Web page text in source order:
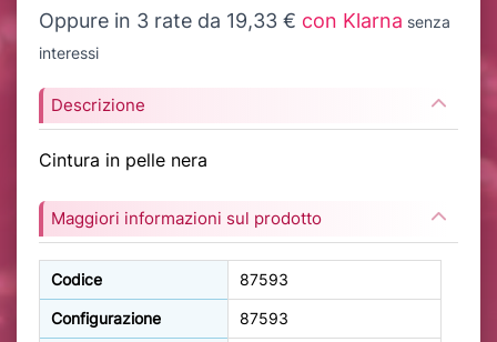
Oppure in 3 rate da 19,33 € con Klarna senza
interessi
Descrizione
Cintura in pelle nera
Maggiori informazioni sul prodotto
Codice 87593
Configurazione 87593